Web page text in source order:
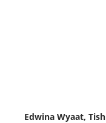
Edwina Wyaat, Tish